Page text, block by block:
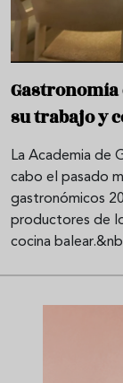
su trabajo y
La Academia de
cabo el pasado
gastronómicos
productores de
cocina